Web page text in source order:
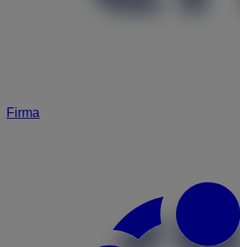
Firma